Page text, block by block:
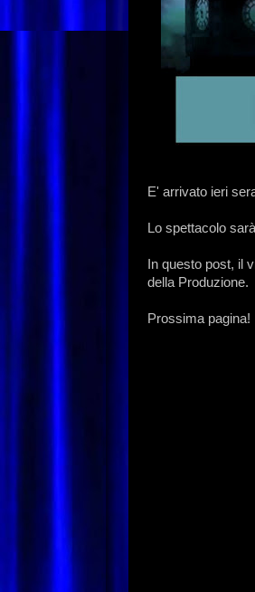
E' arrivato ieri
Lo spettacolo
In questo post, il
della Produzione.
Prossima pagina!